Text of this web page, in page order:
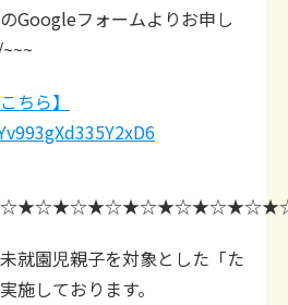
Googleフォームよりお申し
ちら】
就園児親子を対象とした「た
施しております。